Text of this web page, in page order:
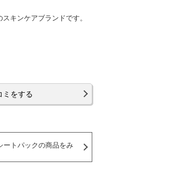
キンケアブランドです。
ミをする
ートパックの商品をみ